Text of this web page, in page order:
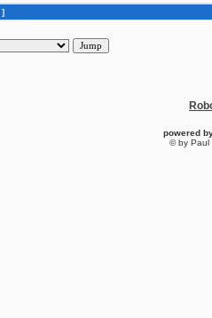
]
powered
© by Paul